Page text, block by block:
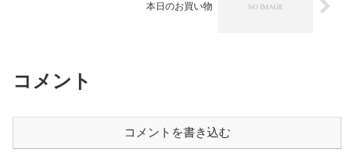
本日のお買い物
コメント
コメントを書き込む